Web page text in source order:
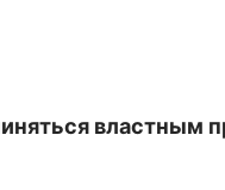
властным